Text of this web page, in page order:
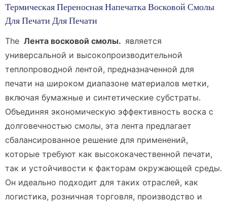
Термическая Переносная Напечатка Восковой Смолы
Для Печати Для Печати
The Лента восковой смолы. является
универсальной и высокопроизводительной
теплопроводной лентой, предназначенной для
печати на широком диапазоне материалов метки,
включая бумажные и синтетические субстраты.
Объединяя экономическую эффективность воска с
долговечностью смолы, эта лента предлагает
сбалансированное решение для применений,
которые требуют как высококачественной печати,
так и устойчивости к факторам окружающей среды.
Он идеально подходит для таких отраслей, как
логистика, розничная торговля, производство и